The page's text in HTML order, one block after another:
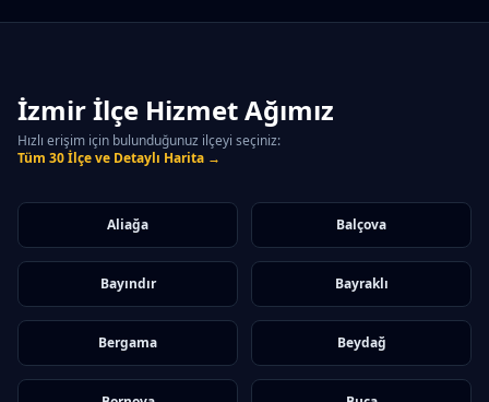
İzmir İlçe Hizmet Ağımız
Hızlı erişim için bulunduğunuz ilçeyi seçiniz:
Tüm 30 İlçe ve Detaylı Harita →
Aliağa Balçova
Bayındır Bayraklı
Bergama Beydağ